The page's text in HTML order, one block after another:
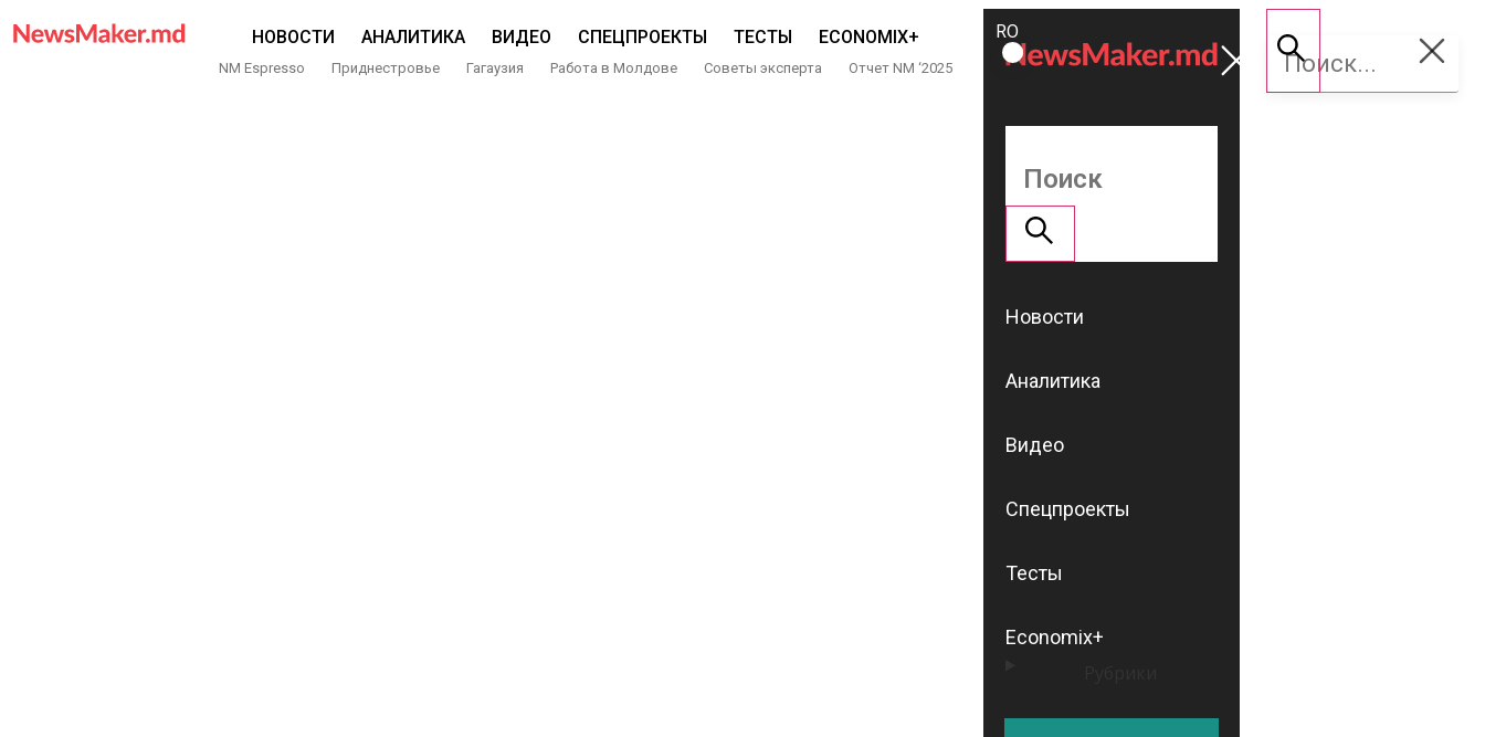
НОВОСТИ АНАЛИТИКА ВИДЕО СПЕЦПРОЕКТЫ ТЕСТЫ ECONOMIX+
NM Espresso Приднестровье Гагаузия Работа в Молдове Советы эксперта Отчет NM ‘2025
ROMÂNĂ
RU
Поддержать
NM
Новости
Аналитика
Видео
Спецпроекты
Тесты
Economix+